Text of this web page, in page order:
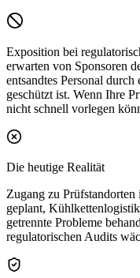
Exposition bei
erwarten von Sponsoren
entsandtes Personal
geschützt ist. Wenn Ihre
nicht schnell vorlegen
Die heutige Realität
Zugang zu
geplant,
getrennte Probleme
regulatorischen Audits